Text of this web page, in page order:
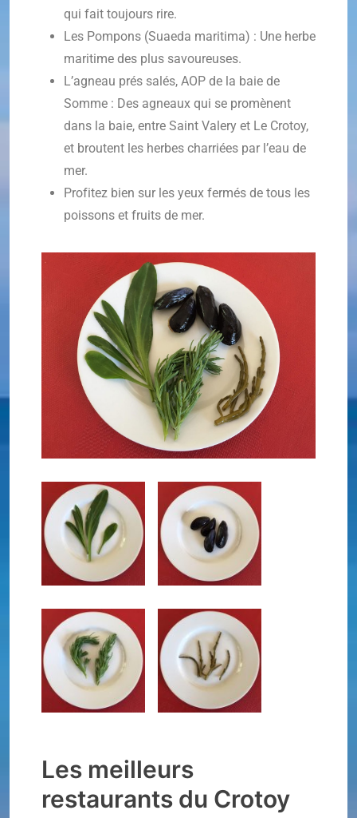
qui fait toujours rire.
Les Pompons (Suaeda maritima) : Une herbe
maritime des plus savoureuses.
L’agneau prés salés, AOP de la baie de
Somme : Des agneaux qui se promènent
dans la baie, entre Saint Valery et Le Crotoy,
et broutent les herbes charriées par l’eau de
mer.
Profitez bien sur les yeux fermés de tous les
poissons et fruits de mer.
Les meilleurs
restaurants du Crotoy